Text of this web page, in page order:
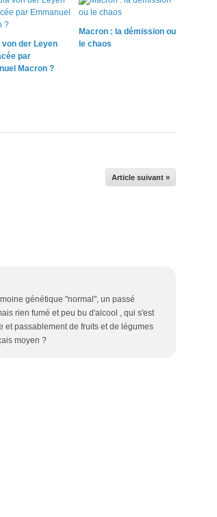
der Leyen
par
Macron ?
Macron : la démission ou
le chaos
Article suivant »
génétique "normal", un passé
rien fumé et peu bu d'alcool , qui s'est
passablement de fruits et de légumes
moyen ?